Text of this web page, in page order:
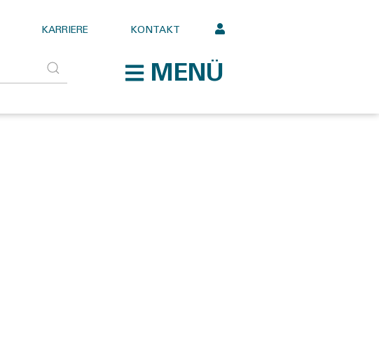
KARRIERE KONTAKT
MENÜ